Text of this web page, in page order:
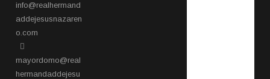
info@realhermand
addejesusnazaren
o.com
mayordomo@real
hermandaddejesu